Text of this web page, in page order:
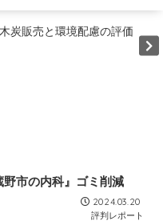
炭販売と環境配慮の評価
市の内科』ゴミ削減
2024.03.20
評判レポート